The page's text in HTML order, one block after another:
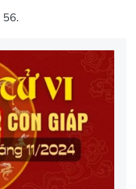
56.